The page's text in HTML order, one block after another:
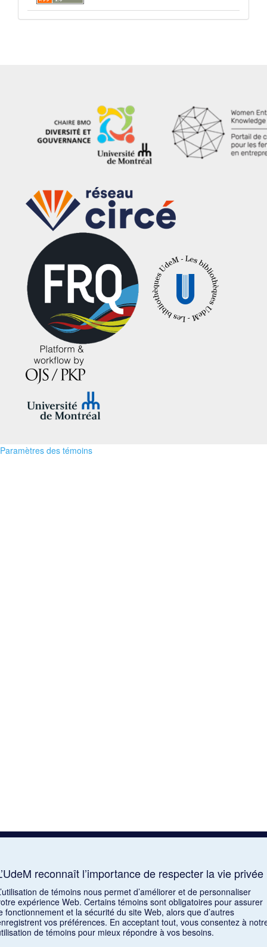
Paramètres des témoins
reconnaît l’importance de respecter la vie privée
de témoins nous permet d’améliorer et de personnaliser
expérience Web. Certains témoins sont obligatoires pour assurer
fonctionnement et la sécurité du site Web, alors que d’autres
vos préférences. En acceptant tout, vous consentez à
de témoins pour mieux répondre à vos besoins.